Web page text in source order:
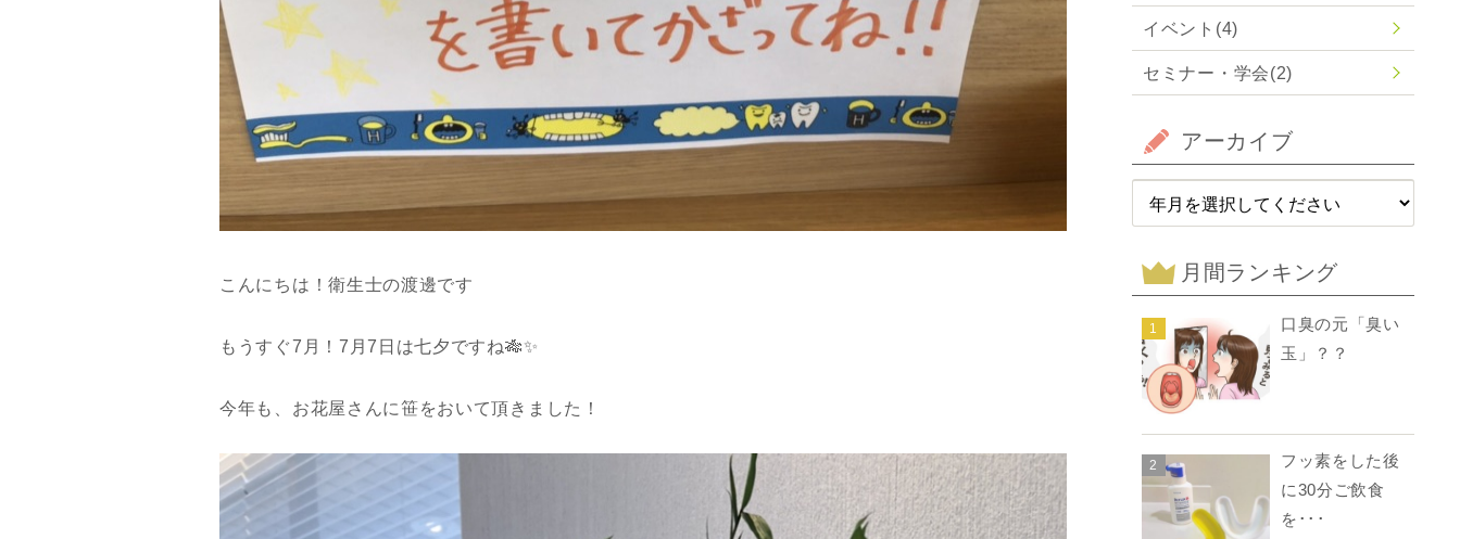
こんにちは！衛生士の渡邊です
もうすぐ7月！7月7日は七夕ですね🎋✨
今年も、お花屋さんに笹をおいて頂きました！
イベント (4)
セミナー・学会(2)
アーカイブ
月間ランキング
1
口臭の元「臭い
玉」？？
2
フッ素をした後
に30分ご飲食
を･･･